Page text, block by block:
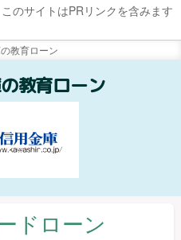
このサイトはPRリンクを含みます
教育ローン
教育ローン
ドローン